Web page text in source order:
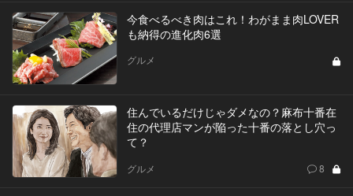
今食べるべき肉はこれ！わがまま肉LOVER
も納得の進化肉6選
グルメ
住んでいるだけじゃダメなの？麻布十番在
住の代理店マンが陥った十番の落とし穴っ
て？
グルメ 8